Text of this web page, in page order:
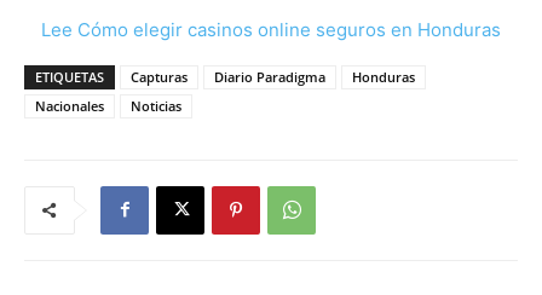
Lee Cómo elegir casinos online seguros en Honduras
ETIQUETAS Capturas Diario Paradigma
Honduras
Nacionales
Noticias